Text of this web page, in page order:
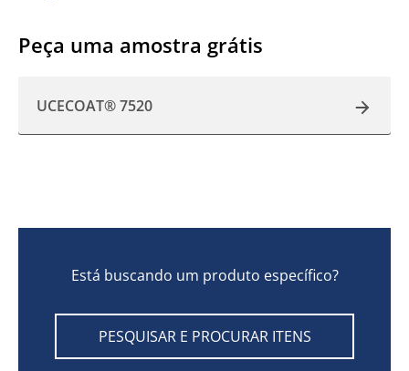
Peça uma amostra grátis
UCECOAT® 7520
Está buscando um produto específico?
PESQUISAR E PROCURAR ITENS